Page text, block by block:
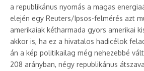
a republikánus nyomás a magas
elején egy Reuters/Ipsos-felmérés azt
amerikaiak kétharmada gyors amerikai
akkor is, ha ez a hivatalos hadicélok
án a kép politikailag még nehezebbé
208 arányban, négy republikánus